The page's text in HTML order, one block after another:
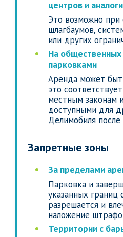
центров и
Это возможно при
шлагбаумов,
или других
На общественных
парковками
Аренда может
это
местным законам
доступными для
Делимобиля
Запретные зоны
За пределами
Парковка и
указанных границ
разрешается и
наложение
Территории с